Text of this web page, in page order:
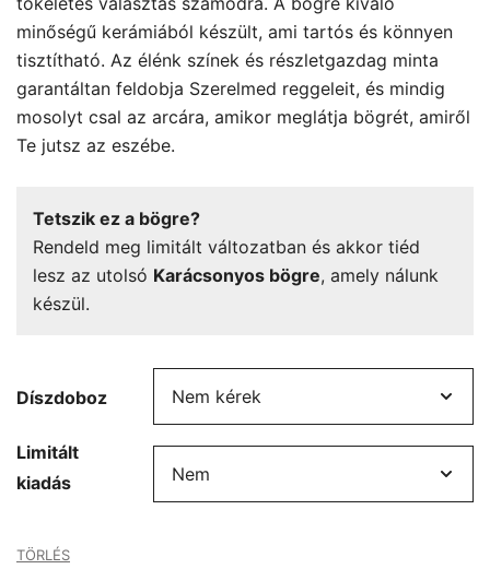
minőségű kerámiából készült, ami tartós és könnyen
tisztítható. Az élénk színek és részletgazdag minta
garantáltan feldobja Szerelmed reggeleit, és mindig
mosolyt csal az arcára, amikor meglátja bögrét, amiről
Te jutsz az eszébe.
Tetszik ez a bögre?
Rendeld meg limitált változatban és akkor tiéd
lesz az utolsó Karácsonyos bögre, amely nálunk
készül.
Díszdoboz
Limitált
kiadás
TÖRLÉS